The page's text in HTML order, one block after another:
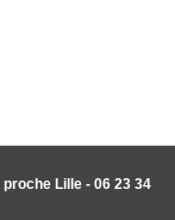
Lille - 06 23 34